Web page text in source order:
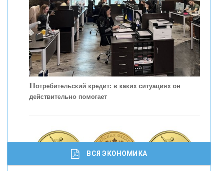
Потребительский кредит: в каких ситуациях он
действительно помогает
ВСЯ ЭКОНОМИКА